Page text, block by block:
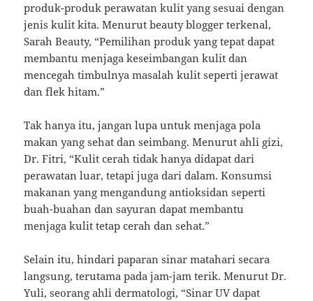
produk-produk perawatan kulit yang sesuai dengan
jenis kulit kita. Menurut beauty blogger terkenal,
Sarah Beauty, “Pemilihan produk yang tepat dapat
membantu menjaga keseimbangan kulit dan
mencegah timbulnya masalah kulit seperti jerawat
dan flek hitam.”
Tak hanya itu, jangan lupa untuk menjaga pola
makan yang sehat dan seimbang. Menurut ahli gizi,
Dr. Fitri, “Kulit cerah tidak hanya didapat dari
perawatan luar, tetapi juga dari dalam. Konsumsi
makanan yang mengandung antioksidan seperti
buah-buahan dan sayuran dapat membantu
menjaga kulit tetap cerah dan sehat.”
Selain itu, hindari paparan sinar matahari secara
langsung, terutama pada jam-jam terik. Menurut Dr.
Yuli, seorang ahli dermatologi, “Sinar UV dapat